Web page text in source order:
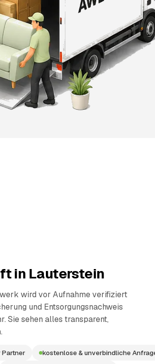
in Lauterstein
wird vor Aufnahme verifiziert
und Entsorgungsnachweis
Sie sehen alles transparent,
Partner kostenlose & unverbindliche